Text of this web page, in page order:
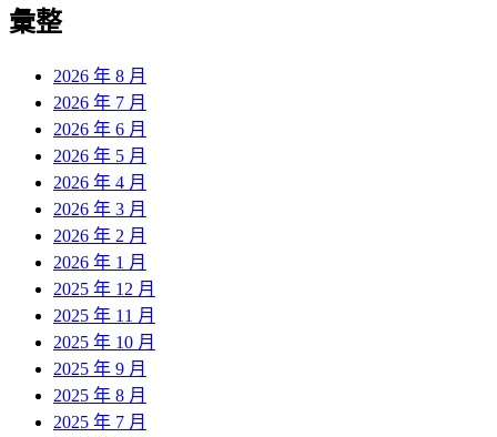
導
章:
彙整
2026 年 8 月
2026 年 7 月
2026 年 6 月
2026 年 5 月
2026 年 4 月
2026 年 3 月
2026 年 2 月
2026 年 1 月
2025 年 12 月
2025 年 11 月
2025 年 10 月
2025 年 9 月
2025 年 8 月
2025 年 7 月